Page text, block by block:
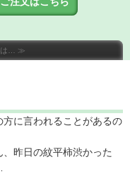
は… ≫
方に言われることがあるの
、昨日の紋平柿渋かった